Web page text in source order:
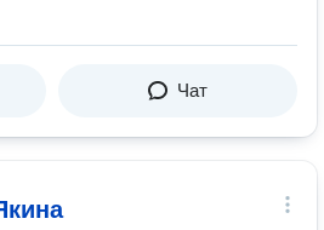
Чат